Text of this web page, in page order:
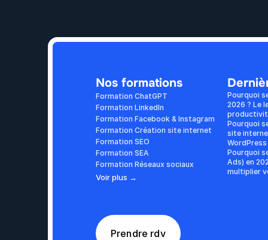
Nos formations
Formation ChatGPT
Formation LinkedIn
Formation Facebook & Instagram
Formation Création site internet
Formation SEO
Formation SEA
Formation Réseaux sociaux
Voir plus →
Pourquoi
2026 ? Le
Pourquoi
site
Pourquoi
Ads) en
multiplier
Prendre rdv